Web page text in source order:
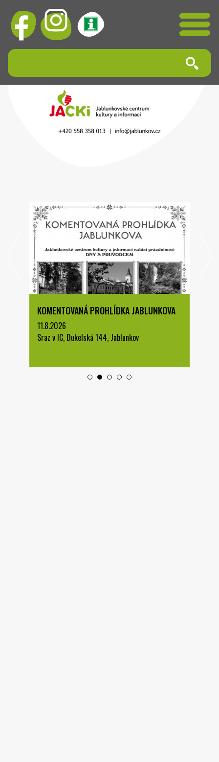
KOMENTOVANÁ PROHLÍDKA JABLUNKOVA
11.8.2026
Sraz v IC, Dukelská 144, Jablunkov